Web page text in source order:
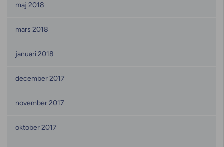
maj 2018
mars 2018
januari 2018
december 2017
november 2017
oktober 2017